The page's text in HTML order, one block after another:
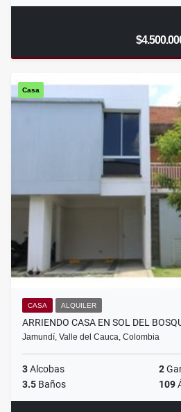
Casa
CASA ALQUILER
ARRIENDO CASA EN SOL DEL
Jamundí, Valle del Cauca, Colombia
3Alcobas 2
3.5 Baños 109